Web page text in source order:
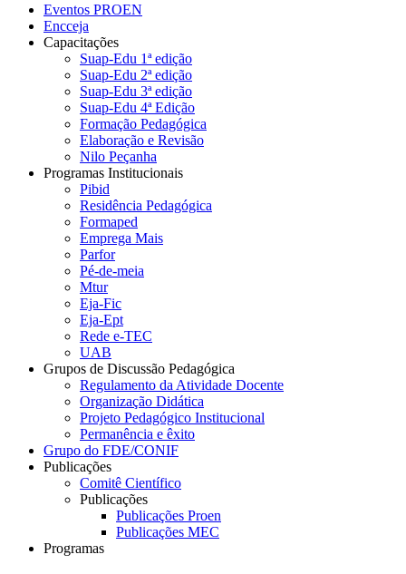
Eventos PROEN
Encceja
Capacitações
Suap-Edu 1ª edição
Suap-Edu 2ª edição
Suap-Edu 3ª edição
Suap-Edu 4ª Edição
Formação Pedagógica
Elaboração e Revisão
Nilo Peçanha
Programas Institucionais
Pibid
Residência Pedagógica
Formaped
Emprega Mais
Parfor
Pé-de-meia
Mtur
Eja-Fic
Eja-Ept
Rede e-TEC
UAB
Grupos de Discussão Pedagógica
Regulamento da Atividade Docente
Organização Didática
Projeto Pedagógico Institucional
Permanência e êxito
Grupo do FDE/CONIF
Publicações
Comitê Científico
Publicações
Publicações Proen
Publicações MEC
Programas